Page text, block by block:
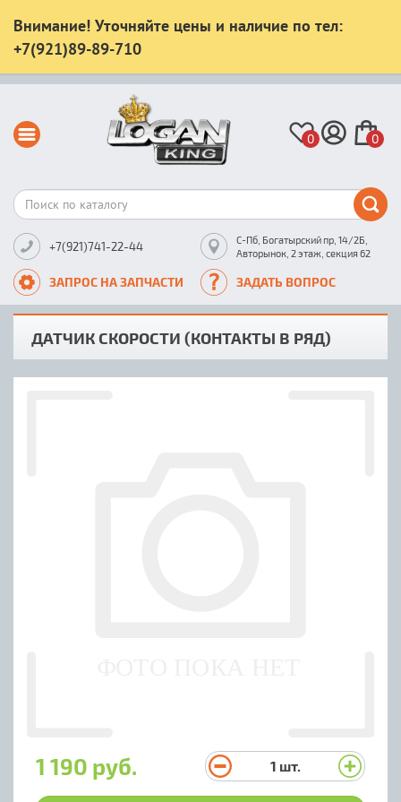
Внимание! Уточняйте цены и наличие по тел:
+7(921)89-89-710
0 0
+7(921)741-22-44
С-Пб, Богатырский пр, 14/2Б,
Авторынок, 2 этаж, секция 62
ЗАПРОС НА ЗАПЧАСТИ ЗАДАТЬ ВОПРОС
ДАТЧИК СКОРОСТИ (КОНТАКТЫ В РЯД)
1 190 руб. 1 шт.